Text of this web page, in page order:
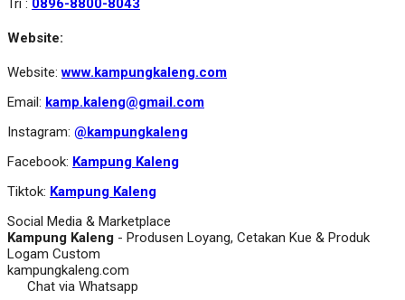
Tri : 0896-8800-8043
Website:
Website:www.kampungkaleng.com
Email: kamp.kaleng@gmail.com
Instagram: @kampungkaleng
Facebook: Kampung Kaleng
Tiktok: Kampung Kaleng
Social Media & Marketplace
Kampung Kaleng - Produsen Loyang, Cetakan Kue & Produk
Logam Custom
kampungkaleng.com
Chat via Whatsapp